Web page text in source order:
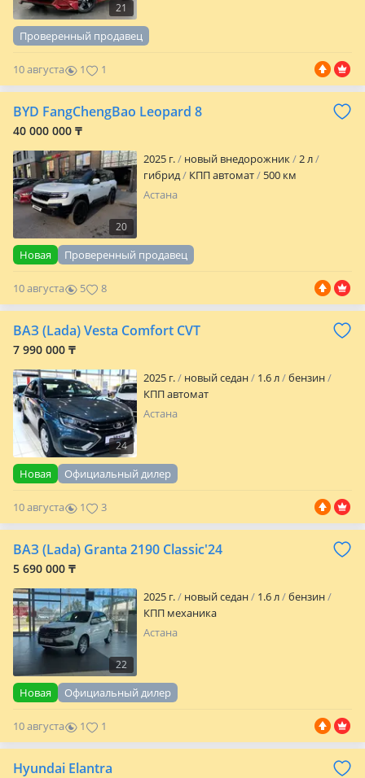
21
Проверенный продавец
10 августа 1 1
BYD FangChengBao Leopard 8
40 000 000 ₸
20
2025 г. новый внедорожник
2 л
гибрид
КПП автомат
500 км
Астана
Новая Проверенный продавец
10 августа 5 8
ВАЗ (Lada) Vesta Comfort CVT
7 990 000 ₸
24
2025 г. новый седан 1.6 л
бензин
КПП автомат
Астана
Новая Официальный дилер
10 августа 1 3
ВАЗ (Lada) Granta 2190 Classic'24
5 690 000 ₸
22
2025 г. новый седан 1.6 л
бензин
КПП механика
Астана
Новая Официальный дилер
10 августа 1 1
Hyundai Elantra